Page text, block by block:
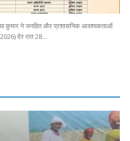
कुमार ने जनहित और प्रशासनिक आवश्यकताओं
देर रात 28...